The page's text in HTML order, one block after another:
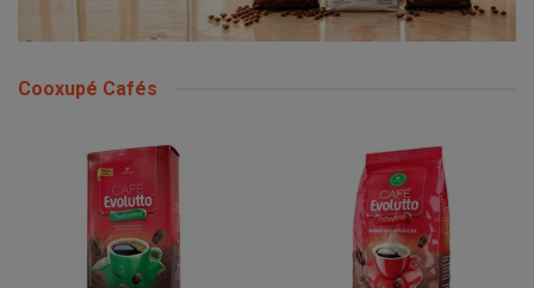
Cooxupé Cafés